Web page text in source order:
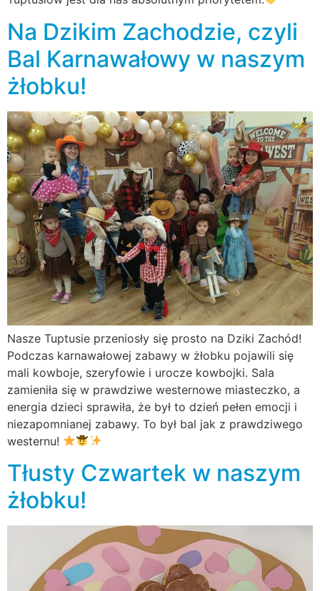
Na Dzikim Zachodzie, czyli
Bal Karnawałowy w naszym
żłobku!
Nasze Tuptusie przeniosły się prosto na Dziki Zachód!
Podczas karnawałowej zabawy w żłobku pojawili się
mali kowboje, szeryfowie i urocze kowbojki. Sala
zamieniła się w prawdziwe westernowe miasteczko, a
energia dzieci sprawiła, że był to dzień pełen emocji i
niezapomnianej zabawy. To był bal jak z prawdziwego
westernu!
Tłusty Czwartek w naszym
żłobku!